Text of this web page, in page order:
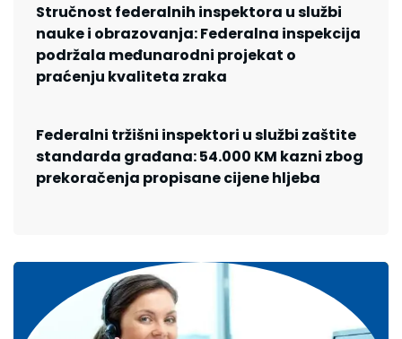
Stručnost federalnih inspektora u službi
nauke i obrazovanja: Federalna inspekcija
podržala međunarodni projekat o
praćenju kvaliteta zraka
Federalni tržišni inspektori u službi zaštite
standarda građana: 54.000 KM kazni zbog
prekoračenja propisane cijene hljeba